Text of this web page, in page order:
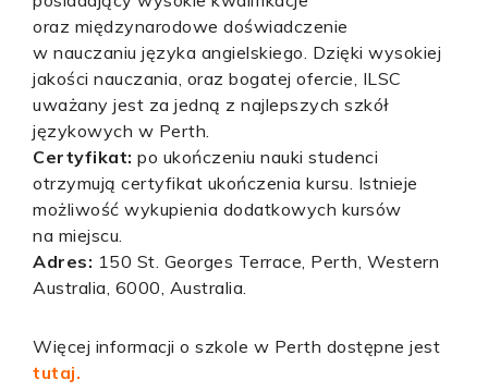
oraz międzynarodowe doświadczenie
w nauczaniu języka angielskiego. Dzięki wysokiej
jakości nauczania, oraz bogatej ofercie, ILSC
uważany jest za jedną z najlepszych szkół
językowych w Perth.
Certyfikat: po ukończeniu nauki studenci
otrzymują certyfikat ukończenia kursu. Istnieje
możliwość wykupienia dodatkowych kursów
na miejscu.
Adres: 150 St. Georges Terrace, Perth, Western
Australia, 6000, Australia.
Więcej informacji o szkole w Perth dostępne jest
tutaj.